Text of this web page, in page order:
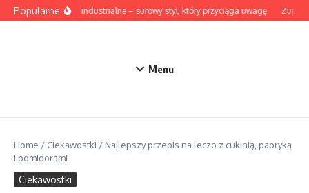
Przejdź do treści
PopularneLampy industrialne – surowy styl, który przyciąga uwagę Zupa
Menu
Home / Ciekawostki / Najlepszy przepis na leczo z cukinią, papryką
i pomidorami
Ciekawostki